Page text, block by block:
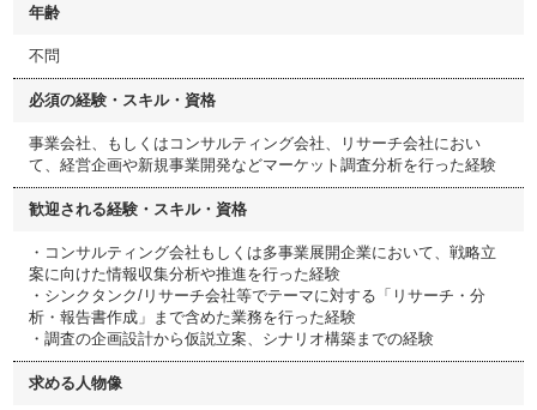
年齢
不問
必須の経験・スキル・資格
事業会社、もしくはコンサルティング会社、リサーチ会社におい
て、経営企画や新規事業開発などマーケット調査分析を行った経験
歓迎される経験・スキル・資格
・コンサルティング会社もしくは多事業展開企業において、戦略立
案に向けた情報収集分析や推進を行った経験
・シンクタンク/リサーチ会社等でテーマに対する「リサーチ・分
析・報告書作成」まで含めた業務を行った経験
・調査の企画設計から仮説立案、シナリオ構築までの経験
求める人物像